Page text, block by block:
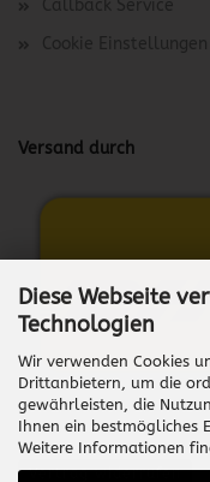
Diese Webseite
Technologien
Wir verwenden Cookies
Drittanbietern, um die
gewährleisten, die
Ihnen ein bestmögliches
Weitere Informationen
Callback Service
Cookie Einstellungen
Versand durch
Vertrag widerrufen